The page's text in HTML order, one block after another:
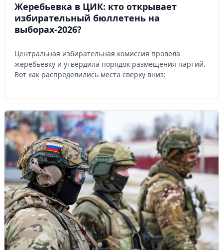
Жеребьевка в ЦИК: кто открывает
избирательный бюллетень на
выборах-2026?
Центральная избирательная комиссия провела
жеребьевку и утвердила порядок размещения партий.
Вот как распределились места сверху вниз: